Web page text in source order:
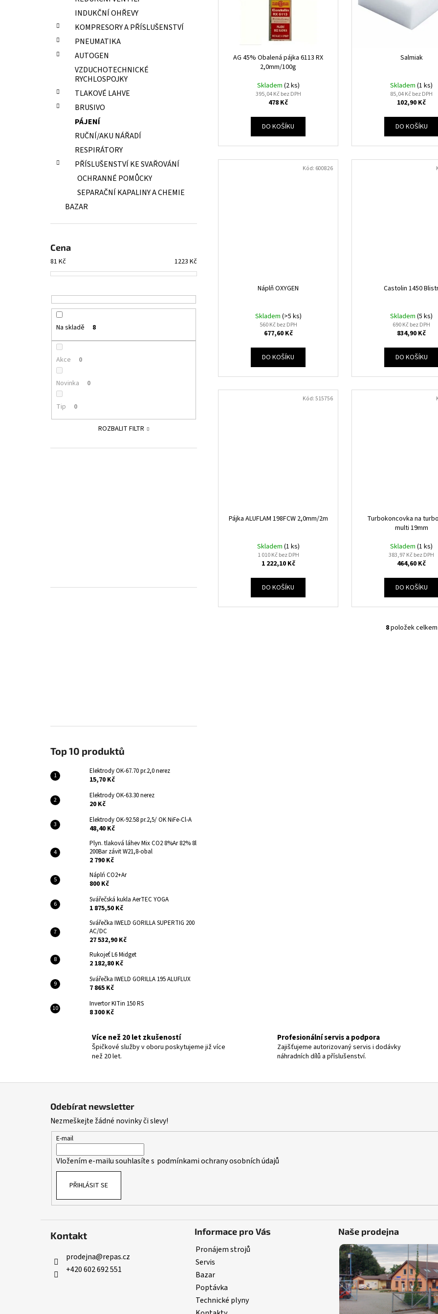
INDUKČNÍ OHŘEVY
KOMPRESORY A PŘÍSLUŠENSTVÍ
PNEUMATIKA
AUTOGEN
VZDUCHOTECHNICKÉ
RYCHLOSPOJKY
TLAKOVÉ LAHVE
BRUSIVO
PÁJENÍ
RUČNÍ/AKU NÁŘADÍ
RESPIRÁTORY
PŘÍSLUŠENSTVÍ KE SVAŘOVÁNÍ
OCHRANNÉ POMŮCKY
SEPARAČNÍ KAPALINY A CHEMIE
BAZAR
Cena
81 Kč 1223 Kč
Na skladě 8
Akce 0
Novinka 0
Tip 0
ROZBALIT FILTR
Top 10 produktů
Elektrody OK-67.70 pr.2,0 nerez
15,70 Kč
Elektrody OK-63.30 nerez
20 Kč
Elektrody OK-92.58 pr.2,5/ OK NiFe-Cl-A
48,40 Kč
Plyn. tlaková láhev Mix CO2 8%Ar 82% 8l
200Bar závit W21,8-obal
2 790 Kč
Náplń CO2+Ar
800 Kč
Svářečská kukla AerTEC YOGA
1 875,50 Kč
Svářečka IWELD GORILLA SUPERTIG 200
AC/DC
27 532,90 Kč
Rukojeť L6 Midget
2 182,80 Kč
Svářečka IWELD GORILLA 195 ALUFLUX
7 865 Kč
Invertor KITin 150 RS
8 300 Kč
AG 45% Obalená pájka 6113 RX
2,0mm/100g
Skladem (2 ks)
395,04 Kč bez DPH
478 Kč
DO KOŠÍKU
Salmiak
Skladem(1 ks)
85,04 Kč bez DPH
102,90 Kč
DO KOŠÍKU
Náplň OXYGEN
Skladem (>5 ks)
560 Kč bez DPH
677,60 Kč
DO KOŠÍKU
Kód: 600826
Castolin 1450
Skladem(5 ks)
690 Kč bez DPH
834,90 Kč
DO KOŠÍKU
Pájka ALUFLAM 198FCW 2,0mm/2m
Skladem (1 ks)
1 010 Kč bez DPH
1 222,10 Kč
DO KOŠÍKU
Kód:515756
Turbokoncovka na
multi 19mm
Skladem(1 ks)
383,97 Kč bez DPH
464,60 Kč
DO KOŠÍKU
O
8položek celkem
Více než 20 let zkušeností
Špičkové služby v oboru poskytujeme již více
než 20 let.
Profesionální servis a podpora
Zajišťujeme autorizovaný servis i dodávky
náhradních dílů a příslušenství.
15,70 Kč
48,40 Kč
Odebírat newsletter
Nezmeškejte žádné novinky či slevy!
E-mail
Vložením e-mailu souhlasíte s podmínkami ochrany osobních údajů
PŘIHLÁSIT SE
Kontakt
prodejna@repas.cz
+420 602 692 551
Informace pro Vás
Pronájem strojů
Servis
Bazar
Poptávka
Technické plyny
Naše prodejna